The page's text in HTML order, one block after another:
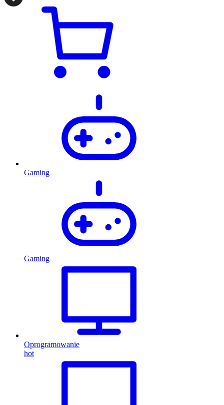
Gaming
Gaming
Oprogramowanie
hot